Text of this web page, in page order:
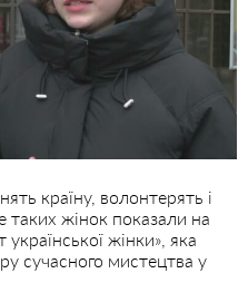
країну, волонтерять і
жінок показали на
жінки», яка
сучасного мистецтва у